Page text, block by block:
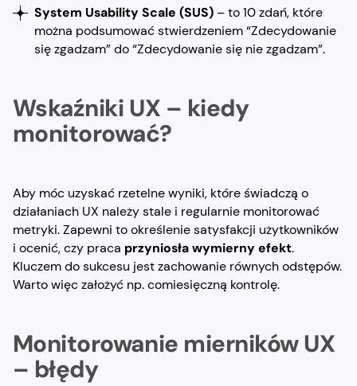
System Usability Scale (SUS) – to 10 zdań, które
można podsumować stwierdzeniem “Zdecydowanie
się zgadzam” do “Zdecydowanie się nie zgadzam”.
Wskaźniki UX – kiedy
monitorować?
Aby móc uzyskać rzetelne wyniki, które świadczą o
działaniach UX należy stale i regularnie monitorować
metryki. Zapewni to określenie satysfakcji użytkowników
i ocenić, czy praca przyniosła wymierny efekt.
Kluczem do sukcesu jest zachowanie równych odstępów.
Warto więc założyć np. comiesięczną kontrolę.
Monitorowanie mierników UX
– błędy